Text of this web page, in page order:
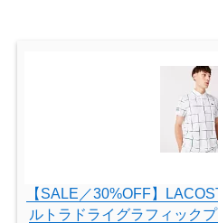
【SALE／30%OFF】
ルトラドライグラフィック